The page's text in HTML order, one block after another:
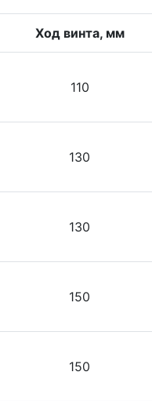
Ход винта, мм
110
130
130
150
150